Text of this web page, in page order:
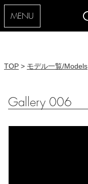
MENU
TOP > モデル一覧/Models
Gallery 006